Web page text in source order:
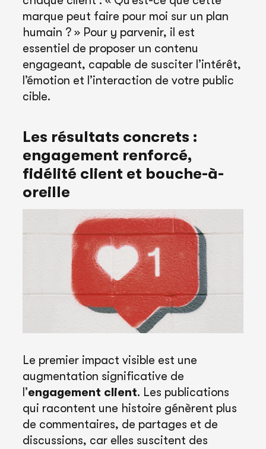
marque peut faire pour moi sur un plan
humain ? » Pour y parvenir, il est
essentiel de proposer un contenu
engageant, capable de susciter l’intérêt,
l’émotion et l’interaction de votre public
cible.
Les résultats concrets :
engagement renforcé,
fidélité client et bouche-à-
oreille
Le premier impact visible est une
augmentation significative de
l’engagement client. Les publications
qui racontent une histoire génèrent plus
de commentaires, de partages et de
discussions, car elles suscitent des